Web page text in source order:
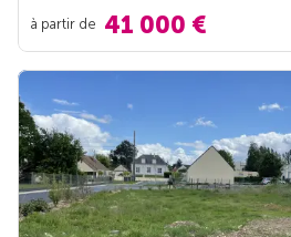
à partir de 41 000 €